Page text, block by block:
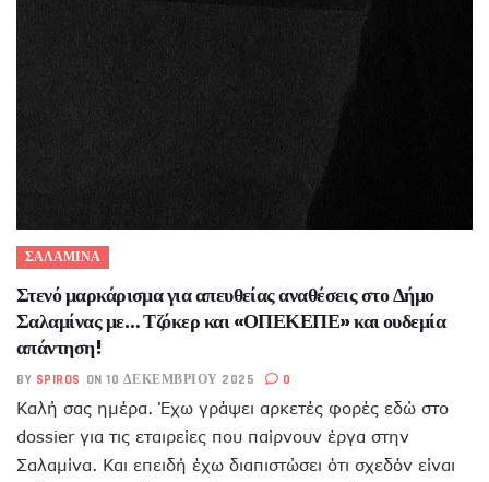
ΣΑΛΑΜΙΝΑ
Στενό μαρκάρισμα για απευθείας αναθέσεις στο Δήμο
Σαλαμίνας με… Τζόκερ και «ΟΠΕΚΕΠΕ» και ουδεμία
απάντηση!
BY SPIROS ON 10 ΔΕΚΕΜΒΡΊΟΥ 2025 0
Καλή σας ημέρα. Έχω γράψει αρκετές φορές εδώ στο
dossier για τις εταιρείες που παίρνουν έργα στην
Σαλαμίνα. Και επειδή έχω διαπιστώσει ότι σχεδόν είναι